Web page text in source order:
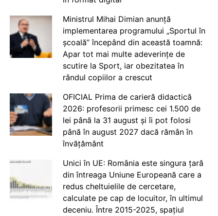
Ministrul Mihai Dimian anunță
implementarea programului „Sportul în
școală” începând din această toamnă:
Apar tot mai multe adeverințe de
scutire la Sport, iar obezitatea în
rândul copiilor a crescut
OFICIAL Prima de carieră didactică
2026: profesorii primesc cei 1.500 de
lei până la 31 august și îi pot folosi
până în august 2027 dacă rămân în
învățământ
Unici în UE: România este singura țară
din întreaga Uniune Europeană care a
redus cheltuielile de cercetare,
calculate pe cap de locuitor, în ultimul
deceniu. Între 2015-2025, spațiul